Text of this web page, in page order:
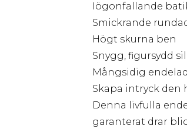
Iögonfallande
Smickrande
Högt skurna ben
Snygg, figursydd
Mångsidig
Skapa intryck den
Denna livfulla
garanterat drar